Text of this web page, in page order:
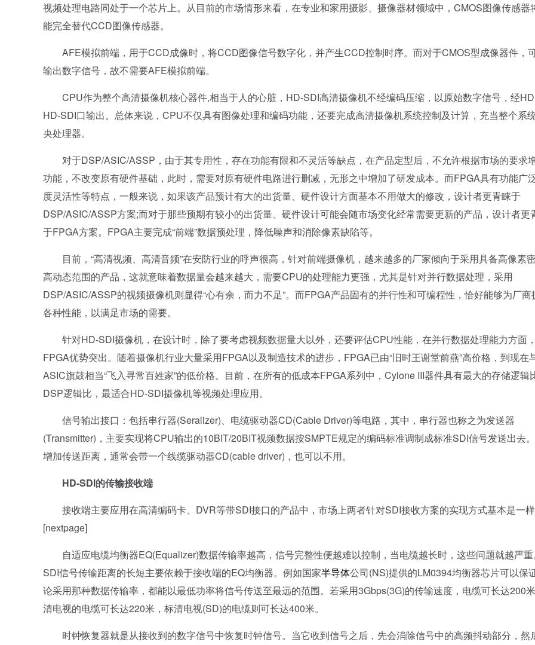
视频处理电路同处于一个芯片上。从目前的市场情形来看，在专业和家用摄影、摄像器材领域中，CMOS图像传感器
能完全替代CCD图像传感器。
AFE模拟前端，用于CCD成像时，将CCD图像信号数字化，并产生CCD控制时序。而对于CMOS型成像器件，
输出数字信号，故不需要AFE模拟前端。
CPU作为整个高清摄像机核心器件,相当于人的心脏，HD-SDI高清摄像机不经编码压缩，以原始数字信号，经
HD-SDI口输出。总体来说，CPU不仅具有图像处理和编码功能，还要完成高清摄像机系统控制及计算，充当整个系
央处理器。
对于DSP/ASIC/ASSP，由于其专用性，存在功能有限和不灵活等缺点，在产品定型后，不允许根据市场的要求
功能，不改变原有硬件基础，此时，需要对原有硬件电路进行删减，无形之中增加了研发成本。而FPGA具有功能广
度灵活性等特点，一般来说，如果该产品预计有大的出货量、硬件设计方面基本不用做大的修改，设计者更青睐于
DSP/ASIC/ASSP方案;而对于那些预期有较小的出货量、硬件设计可能会随市场变化经常需要更新的产品，设计者更
于FPGA方案。FPGA主要完成“前端”数据预处理，降低噪声和消除像素缺陷等。
目前，“高清视频、高清音频”在安防行业的呼声很高，针对前端摄像机，越来越多的厂家倾向于采用具备高像素
高动态范围的产品，这就意味着数据量会越来越大，需要CPU的处理能力更强，尤其是针对并行数据处理，采用
DSP/ASIC/ASSP的视频摄像机则显得“心有余，而力不足”。而FPGA产品固有的并行性和可编程性，恰好能够为厂商
各种性能，以满足市场的需要。
针对HD-SDI摄像机，在设计时，除了要考虑视频数据量大以外，还要评估CPU性能，在并行数据处理能力方面，
FPGA优势突出。随着摄像机行业大量采用FPGA以及制造技术的进步，FPGA已由“旧时王谢堂前燕”高价格，到现在
ASIC旗鼓相当“飞入寻常百姓家”的低价格。目前，在所有的低成本FPGA系列中，Cylone III器件具有最大的存储逻辑
DSP逻辑比，最适合HD-SDI摄像机等视频处理应用。
信号输出接口：包括串行器(Seralizer)、电缆驱动器CD(Cable Driver)等电路，其中，串行器也称之为发送器
(Transmitter)，主要实现将CPU输出的10BIT/20BIT视频数据按SMPTE规定的编码标准调制成标准SDI信号发送出去
增加传送距离，通常会带一个线缆驱动器CD(cable driver)，也可以不用。
HD-SDI的传输接收端
接收端主要应用在高清编码卡、DVR等带SDI接口的产品中，市场上两者针对SDI接收方案的实现方式基本是一样
[nextpage]
自适应电缆均衡器EQ(Equalizer)数据传输率越高，信号完整性便越难以控制，当电缆越长时，这些问题就越严重
SDI信号传输距离的长短主要依赖于接收端的EQ均衡器。例如国家半导体公司(NS)提供的LM0394均衡器芯片可以保
论采用那种数据传输率，都能以最低功率将信号传送至最远的范围。若采用3Gbps(3G)的传输速度，电缆可长达200
清电视的电缆可长达220米，标清电视(SD)的电缆则可长达400米。
时钟恢复器就是从接收到的数字信号中恢复时钟信号。当它收到信号之后，先会消除信号中的高频抖动部分，然